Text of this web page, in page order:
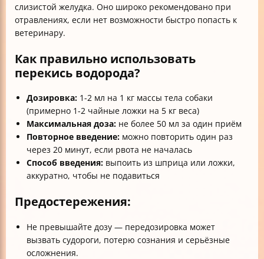
слизистой желудка. Оно широко рекомендовано при
отравлениях, если нет возможности быстро попасть к
ветеринару.
Как правильно использовать
перекись водорода?
Дозировка: 1-2 мл на 1 кг массы тела собаки
(примерно 1-2 чайные ложки на 5 кг веса)
Максимальная доза: не более 50 мл за один приём
Повторное введение: можно повторить один раз
через 20 минут, если рвота не началась
Способ введения: выпоить из шприца или ложки,
аккуратно, чтобы не подавиться
Предостережения:
Не превышайте дозу — передозировка может
вызвать судороги, потерю сознания и серьёзные
осложнения.